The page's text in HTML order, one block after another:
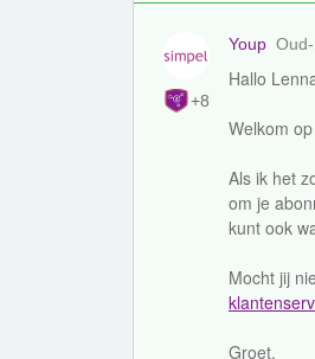
+8
Youp
Hallo
Welkom
Als ik het
om je
kunt ook
Mocht jij
Groet,